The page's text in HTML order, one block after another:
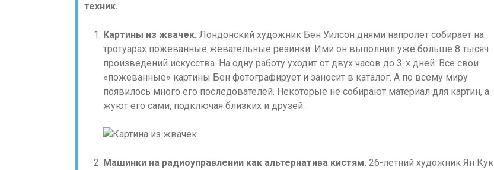
техник.
Картины из жвачек. Лондонский художник Бен Уилсон днями напролет собирает на
тротуарах пожеванные жевательные резинки. Ими он выполнил уже больше 8 тысяч
произведений искусства. На одну работу уходит от двух часов до 3-х дней. Все свои
«пожеванные» картины Бен фотографирует и заносит в каталог. А по всему миру
появилось много его последователей. Некоторые не собирают материал для картин, а
жуют его сами, подключая близких и друзей.
Машинки на радиоуправлении как альтернатива кистям. 26-летний художник Ян Кук